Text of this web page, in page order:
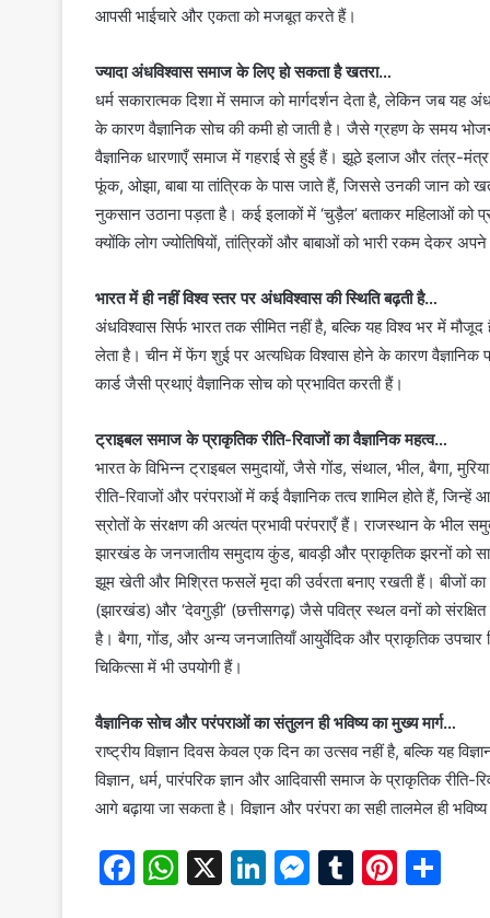
आपसी भाईचारे और एकता को मजबूत करते हैं।
ज्यादा अंधविश्वास समाज के लिए हो सकता है खतरा…
धर्म सकारात्मक दिशा में समाज को मार्गदर्शन देता है, लेकिन जब यह
के कारण वैज्ञानिक सोच की कमी हो जाती है। जैसे ग्रहण के समय
वैज्ञानिक धारणाएँ समाज में गहराई से हुई हैं। झूठे इलाज और तंत्र-
फूंक, ओझा, बाबा या तांत्रिक के पास जाते हैं, जिससे उनकी जान को
नुकसान उठाना पड़ता है। कई इलाकों में ‘चुड़ैल’ बताकर महिलाओं को
क्योंकि लोग ज्योतिषियों, तांत्रिकों और बाबाओं को भारी रकम देकर
भारत में ही नहीं विश्व स्तर पर अंधविश्वास की स्थिति बढ़ती है…
अंधविश्वास सिर्फ भारत तक सीमित नहीं है, बल्कि यह विश्व भर में
लेता है। चीन में फेंग शुई पर अत्यधिक विश्वास होने के कारण वैज्ञानिक
कार्ड जैसी प्रथाएं वैज्ञानिक सोच को प्रभावित करती हैं।
ट्राइबल समाज के प्राकृतिक रीति-रिवाजों का वैज्ञानिक महत्व…
भारत के विभिन्न ट्राइबल समुदायों, जैसे गोंड, संथाल, भील, बैगा,
रीति-रिवाजों और परंपराओं में कई वैज्ञानिक तत्व शामिल होते हैं,
स्रोतों के संरक्षण की अत्यंत प्रभावी परंपराएँ हैं। राजस्थान के भील
झारखंड के जनजातीय समुदाय कुंड, बावड़ी और प्राकृतिक झरनों को
झूम खेती और मिश्रित फसलें मृदा की उर्वरता बनाए रखती हैं। बीजों
(झारखंड) और ‘देवगुड़ी’ (छत्तीसगढ़) जैसे पवित्र स्थल वनों को
है। बैगा, गोंड, और अन्य जनजातियाँ आयुर्वेदिक और प्राकृतिक
चिकित्सा में भी उपयोगी हैं।
वैज्ञानिक सोच और परंपराओं का संतुलन ही भविष्य का मुख्य मार्ग…
राष्ट्रीय विज्ञान दिवस केवल एक दिन का उत्सव नहीं है, बल्कि यह
विज्ञान, धर्म, पारंपरिक ज्ञान और आदिवासी समाज के प्राकृतिक
आगे बढ़ाया जा सकता है। विज्ञान और परंपरा का सही तालमेल ही भविष्य
F
W X
Li M T
Pi